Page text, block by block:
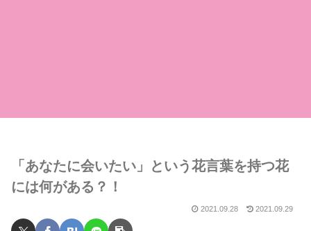
「あなたに会いたい」という花言葉を持つ花
には何がある？！
2021.09.28 2021.09.29